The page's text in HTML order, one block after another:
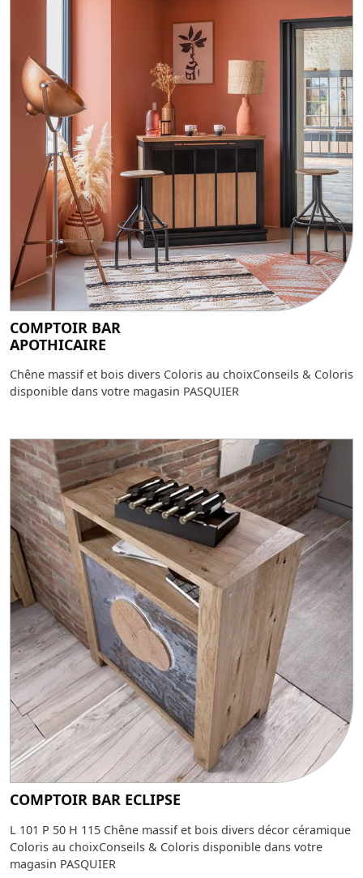
COMPTOIR BAR
APOTHICAIRE
Chêne massif et bois divers Coloris au choixConseils & Coloris
disponible dans votre magasin PASQUIER
COMPTOIR BAR ECLIPSE
L 101 P 50 H 115 Chêne massif et bois divers décor céramique
Coloris au choixConseils & Coloris disponible dans votre
magasin PASQUIER